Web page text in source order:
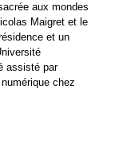
aux mondes
Maigret et le
et un
assisté par
chez